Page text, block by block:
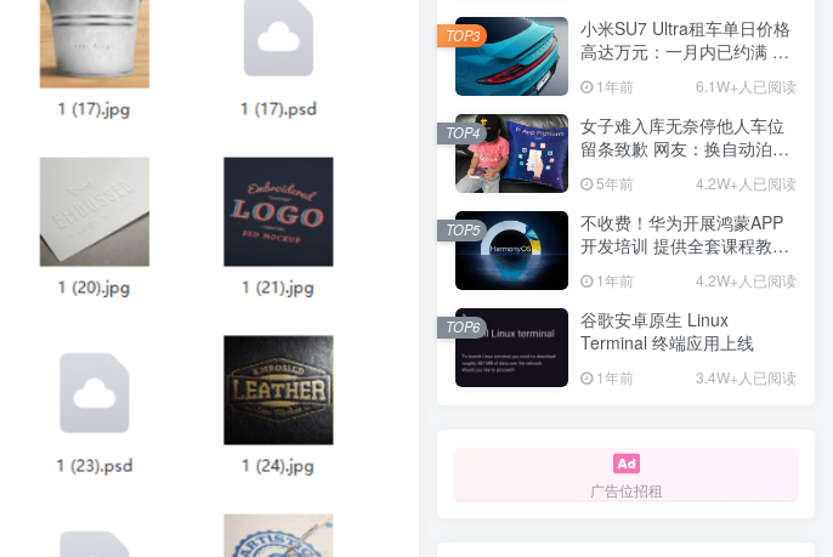
小米SU7 Ultra租车单日价格
高达万元：一月内已约满 预
1年前 6.1W+人已阅读
TOP3
女子难入库无奈停他人车位
留条致歉 网友：换自动泊车
5年前 4.2W+人已阅读
TOP4
不收费！华为开展鸿蒙APP
开发培训 提供全套课程教学
1年前 4.2W+人已阅读
TOP5
谷歌安卓原生 Linux
Terminal 终端应用上线
1年前 3.4W+人已阅读
TOP6
广告位招租